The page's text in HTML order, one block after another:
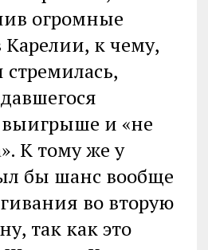
огромные
Карелии, к чему,
стремилась,
и «не
К тому же у
бы шанс вообще
во вторую
так как это